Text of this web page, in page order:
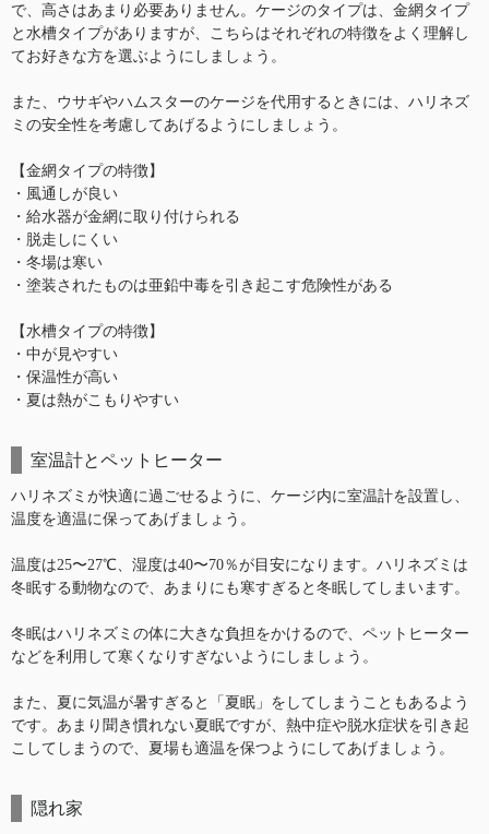
で、高さはあまり必要ありません。ケージのタイプは、金網タイプ
と水槽タイプがありますが、こちらはそれぞれの特徴をよく理解し
てお好きな方を選ぶようにしましょう。
また、ウサギやハムスターのケージを代用するときには、ハリネズ
ミの安全性を考慮してあげるようにしましょう。
【金網タイプの特徴】
・風通しが良い
・給水器が金網に取り付けられる
・脱走しにくい
・冬場は寒い
・塗装されたものは亜鉛中毒を引き起こす危険性がある
【水槽タイプの特徴】
・中が見やすい
・保温性が高い
・夏は熱がこもりやすい
室温計とペットヒーター
ハリネズミが快適に過ごせるように、ケージ内に室温計を設置し、
温度を適温に保ってあげましょう。
温度は25〜27℃、湿度は40〜70％が目安になります。ハリネズミは
冬眠する動物なので、あまりにも寒すぎると冬眠してしまいます。
冬眠はハリネズミの体に大きな負担をかけるので、ペットヒーター
などを利用して寒くなりすぎないようにしましょう。
また、夏に気温が暑すぎると「夏眠」をしてしまうこともあるよう
です。あまり聞き慣れない夏眠ですが、熱中症や脱水症状を引き起
こしてしまうので、夏場も適温を保つようにしてあげましょう。
隠れ家